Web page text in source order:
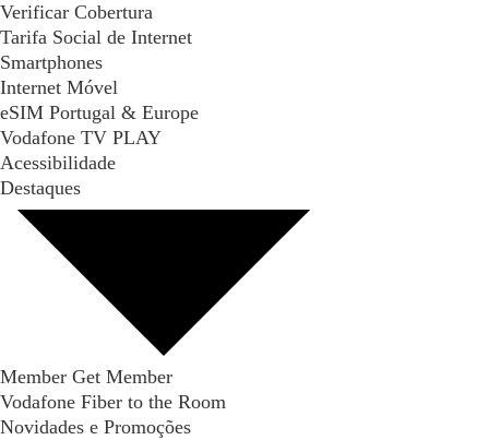
Verificar Cobertura
Tarifa Social de Internet
Smartphones
Internet Móvel
eSIM Portugal & Europe
Vodafone TV PLAY
Acessibilidade
Destaques
Member Get Member
Vodafone Fiber to the Room
Novidades e Promoções